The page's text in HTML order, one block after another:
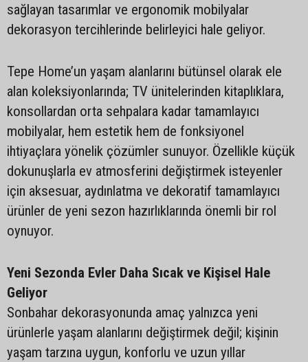
sağlayan tasarımlar ve ergonomik mobilyalar
dekorasyon tercihlerinde belirleyici hale geliyor.
Tepe Home’un yaşam alanlarını bütünsel olarak ele
alan koleksiyonlarında; TV ünitelerinden kitaplıklara,
konsollardan orta sehpalara kadar tamamlayıcı
mobilyalar, hem estetik hem de fonksiyonel
ihtiyaçlara yönelik çözümler sunuyor. Özellikle küçük
dokunuşlarla ev atmosferini değiştirmek isteyenler
için aksesuar, aydınlatma ve dekoratif tamamlayıcı
ürünler de yeni sezon hazırlıklarında önemli bir rol
oynuyor.
Yeni Sezonda Evler Daha Sıcak ve Kişisel Hale
Geliyor
Sonbahar dekorasyonunda amaç yalnızca yeni
ürünlerle yaşam alanlarını değiştirmek değil; kişinin
yaşam tarzına uygun, konforlu ve uzun yıllar